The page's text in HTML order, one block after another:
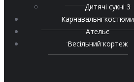
Дитячі сукні 3
Карнавальні костюми
Ательє
Весільний кортеж